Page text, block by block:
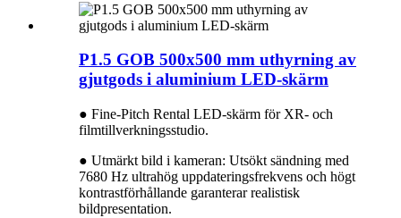
P1.5 GOB 500x500 mm uthyrning av
gjutgods i aluminium LED-skärm
● Fine-Pitch Rental LED-skärm för XR- och
filmtillverkningsstudio.
● Utmärkt bild i kameran: Utsökt sändning med
7680 Hz ultrahög uppdateringsfrekvens och högt
kontrastförhållande garanterar realistisk
bildpresentation.